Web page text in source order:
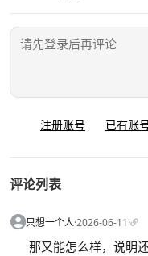
注册账号 已有账
评论列表
只想一个人·2026-06-11·
那又能怎么样，说明